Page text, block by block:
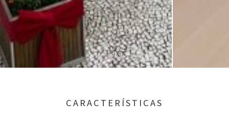
1/19
CARACTERÍSTICAS